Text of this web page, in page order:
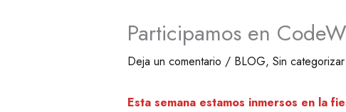
Participamos en
Deja un comentario / BLOG, Sin categorizar
Esta semana estamos inmersos en la